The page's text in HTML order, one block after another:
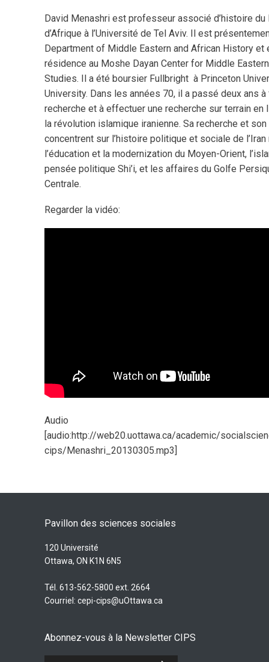
David Menashri est professeur associé d’histoire
d’Afrique à l’Université de Tel Aviv. Il est
Department of Middle Eastern and African History et
résidence au Moshe Dayan Center for Middle
Studies. Il a été boursier Fullbright à Princeton
University. Dans les années 70, il a passé deux ans
recherche et à effectuer une recherche sur terrain en
la révolution islamique iranienne. Sa recherche et
concentrent sur l’histoire politique et sociale de l’Iran
l’éducation et la modernization du Moyen-Orient,
pensée politique Shi’i, et les affaires du Golfe
Centrale.
Regarder la vidéo:
Audio
[audio:http://web20.uottawa.ca/academic/
cips/Menashri_20130305.mp3]
Pavillon des sciences sociales
120 Université
Ottawa, ON K1N 6N5
Tél. 613-562-5800 ext. 2664
Courriel: cepi-cips@uOttawa.ca
Abonnez-vous à la Newsletter CIPS